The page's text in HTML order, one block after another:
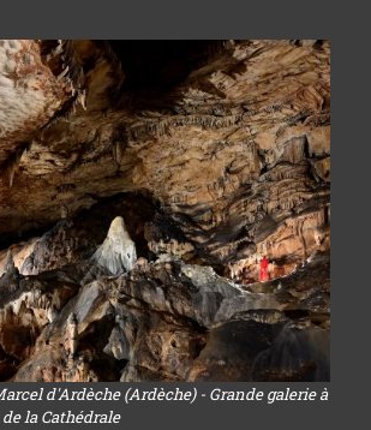
d'Ardèche (Ardèche) - Grande galerie à
la Cathédrale